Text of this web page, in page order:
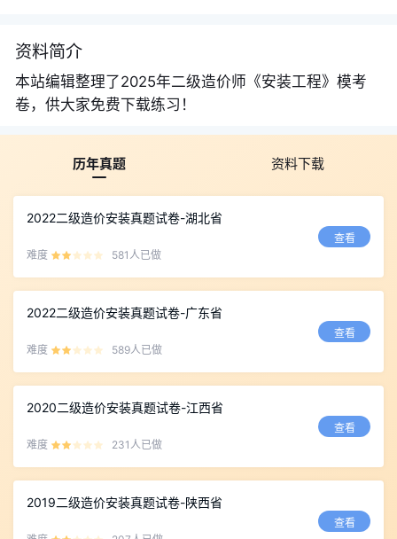
资料简介
本站编辑整理了2025年二级造价师《安装工程》模考
卷，供大家免费下载练习！
历年真题 资料下载
2022二级造价安装真题试卷-湖北省
难度 581人已做
查看
2022二级造价安装真题试卷-广东省
难度 589人已做
查看
2020二级造价安装真题试卷-江西省
难度 231人已做
查看
2019二级造价安装真题试卷-陕西省
查看